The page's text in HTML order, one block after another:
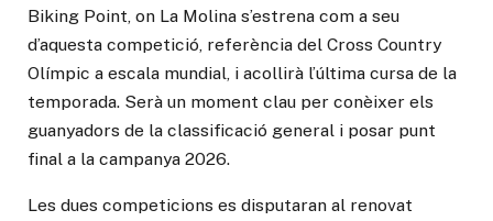
Biking Point, on La Molina s’estrena com a seu
d’aquesta competició, referència del Cross Country
Olímpic a escala mundial, i acollirà l’última cursa de la
temporada. Serà un moment clau per conèixer els
guanyadors de la classificació general i posar punt
final a la campanya 2026.
Les dues competicions es disputaran al renovat